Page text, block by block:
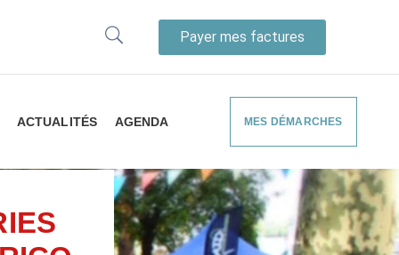
Payer mes factures
ACTUALITÉS AGENDA MES DÉMARCHES